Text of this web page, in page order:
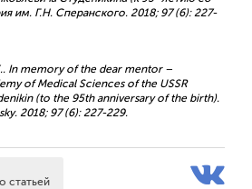
им. Г.Н. Сперанского. 2018; 97 (6): 227-
In memory of the dear mentor –
of Medical Sciences of the USSR
(to the 95th anniversary of the birth).
2018; 97 (6): 227-229.
статьей